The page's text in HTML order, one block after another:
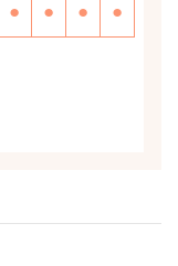
● ● ● ●